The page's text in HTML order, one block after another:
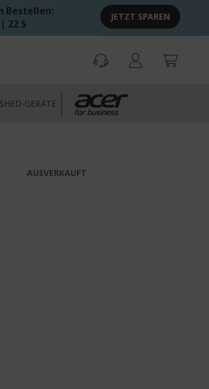
Bestellen:
21 S
JETZT SPAREN
GERÄTE
AUSVERKAUFT